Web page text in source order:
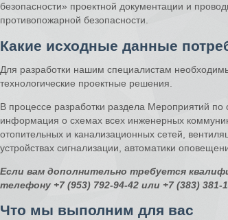
безопасности» проектной документации и
противопожарной безопасности.
Какие исходные данные
Для разработки нашим специалистам
технологические проектные решения.
В процессе разработки раздела Мероприятий
информация о схемах всех инженерных
отопительных и канализационных сетей,
устройствах сигнализации, автоматики
Если вам дополнительно требуется
телефону +7 (953) 792-94-42 или +7 (383) 381-
Что мы выполним для вас